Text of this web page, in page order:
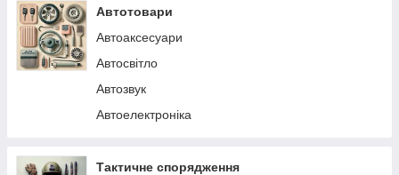
Товари для ремонту
Термометри для дому
Новорічне освітлення та ялинки
Автоматичні вимикачі
Сітки для сушки риби та фруктів
Меблі для дому
Автотовари
Автоаксесуари
Автосвітло
Автозвук
Автоелектроніка
Тактичне спорядження